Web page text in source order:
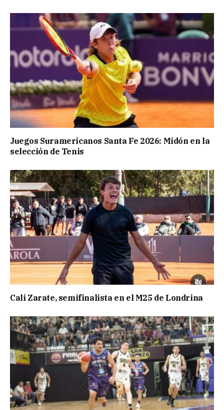
Juegos Suramericanos Santa Fe 2026: Midón en la
selección de Tenis
Cali Zarate, semifinalista en el M25 de Londrina